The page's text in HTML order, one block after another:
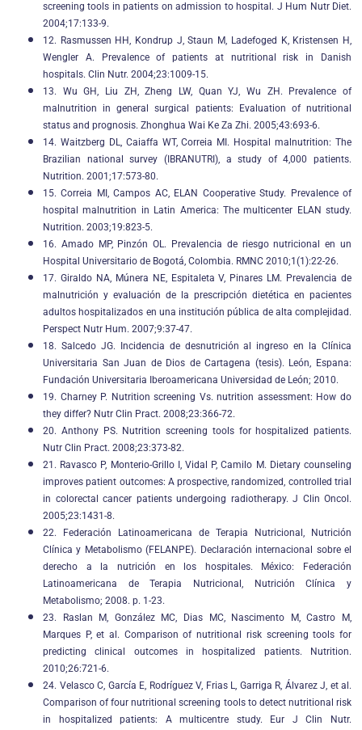
screening tools in patients on admission to hospital. J Hum Nutr Diet.
2004;17:133-9.
12. Rasmussen HH, Kondrup J, Staun M, Ladefoged K, Kristensen H,
Wengler A. Prevalence of patients at nutritional risk in Danish
hospitals. Clin Nutr. 2004;23:1009-15.
13. Wu GH, Liu ZH, Zheng LW, Quan YJ, Wu ZH. Prevalence of
malnutrition in general surgical patients: Evaluation of nutritional
status and prognosis. Zhonghua Wai Ke Za Zhi. 2005;43:693-6.
14. Waitzberg DL, Caiaffa WT, Correia MI. Hospital malnutrition: The
Brazilian national survey (IBRANUTRI), a study of 4,000 patients.
Nutrition. 2001;17:573-80.
15. Correia MI, Campos AC, ELAN Cooperative Study. Prevalence of
hospital malnutrition in Latin America: The multicenter ELAN study.
Nutrition. 2003;19:823-5.
16. Amado MP, Pinzón OL. Prevalencia de riesgo nutricional en un
Hospital Universitario de Bogotá, Colombia. RMNC 2010;1(1):22-26.
17. Giraldo NA, Múnera NE, Espitaleta V, Pinares LM. Prevalencia de
malnutrición y evaluación de la prescripción dietética en pacientes
adultos hospitalizados en una institución pública de alta complejidad.
Perspect Nutr Hum. 2007;9:37-47.
18. Salcedo JG. Incidencia de desnutrición al ingreso en la Clínica
Universitaria San Juan de Dios de Cartagena (tesis). León, Espana:
Fundación Universitaria Iberoamericana Universidad de León; 2010.
19. Charney P. Nutrition screening Vs. nutrition assessment: How do
they differ? Nutr Clin Pract. 2008;23:366-72.
20. Anthony PS. Nutrition screening tools for hospitalized patients.
Nutr Clin Pract. 2008;23:373-82.
21. Ravasco P, Monterio-Grillo I, Vidal P, Camilo M. Dietary counseling
improves patient outcomes: A prospective, randomized, controlled trial
in colorectal cancer patients undergoing radiotherapy. J Clin Oncol.
2005;23:1431-8.
22. Federación Latinoamericana de Terapia Nutricional, Nutrición
Clínica y Metabolismo (FELANPE). Declaración internacional sobre el
derecho a la nutrición en los hospitales. México: Federación
Latinoamericana de Terapia Nutricional, Nutrición Clínica y
Metabolismo; 2008. p. 1-23.
23. Raslan M, González MC, Dias MC, Nascimento M, Castro M,
Marques P, et al. Comparison of nutritional risk screening tools for
predicting clinical outcomes in hospitalized patients. Nutrition.
2010;26:721-6.
24. Velasco C, García E, Rodríguez V, Frias L, Garriga R, Álvarez J, et al.
Comparison of four nutritional screening tools to detect nutritional risk
in hospitalized patients: A multicentre study. Eur J Clin Nutr.